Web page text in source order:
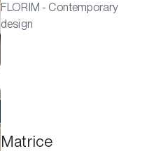
FLORIM - Contemporary
design
Matrice